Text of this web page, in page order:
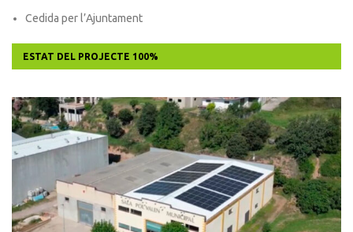
Cedida per l’Ajuntament
ESTAT DEL PROJECTE 100%